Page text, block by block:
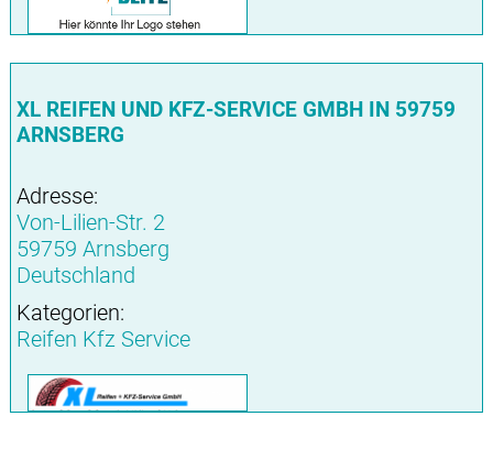
XL REIFEN UND KFZ-SERVICE GMBH IN 59759
ARNSBERG
Adresse:
Von-Lilien-Str. 2
59759 Arnsberg
Deutschland
Kategorien:
Reifen Kfz Service